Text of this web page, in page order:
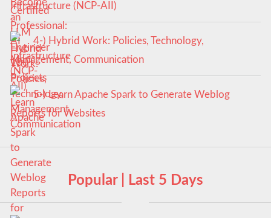
Infrastructure (NCP-AII)
4-) Hybrid Work: Policies, Technology,
Management, Communication
5-) Learn Apache Spark to Generate Weblog
Reports for Websites
Popular | Last 5 Days